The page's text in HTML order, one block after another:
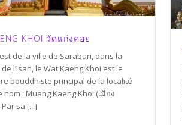
KHOI วัดแก่งคอย
de la ville de Saraburi, dans la
l’Isan, le Wat Kaeng Khoi est le
bouddhiste principal de la localité
nom : Muang Kaeng Khoi (เมือง
sa [...]